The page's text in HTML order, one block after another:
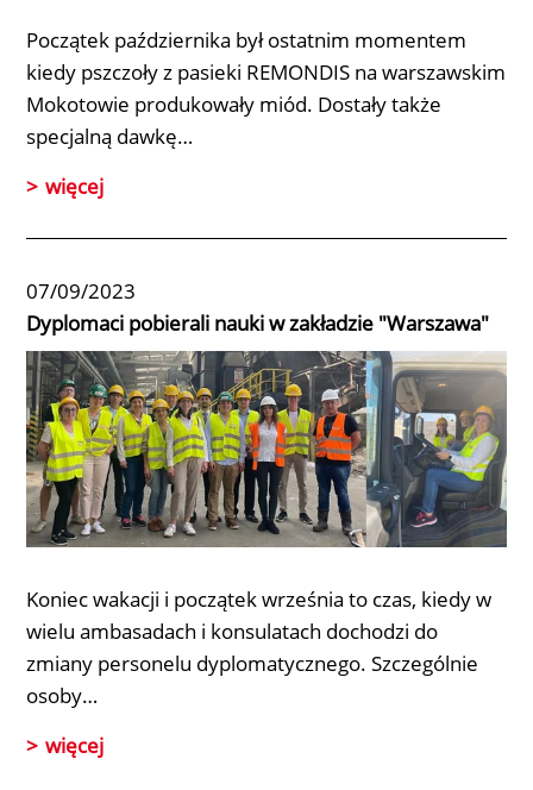
Początek października był ostatnim momentem
kiedy pszczoły z pasieki REMONDIS na warszawskim
Mokotowie produkowały miód. Dostały także
specjalną dawkę…
więcej
07/09/2023
Dyplomaci pobierali nauki w zakładzie "Warszawa"
Koniec wakacji i początek września to czas, kiedy w
wielu ambasadach i konsulatach dochodzi do
zmiany personelu dyplomatycznego. Szczególnie
osoby…
więcej